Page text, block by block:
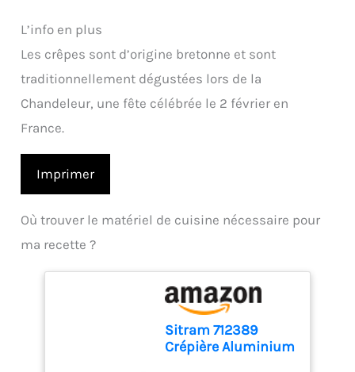
L’info en plus
Les crêpes sont d’origine bretonne et sont
traditionnellement dégustées lors de la
Chandeleur, une fête célébrée le 2 février en
France.
Imprimer
Où trouver le matériel de cuisine nécessaire pour
ma recette ?
Sitram 712389
Crépière Aluminium